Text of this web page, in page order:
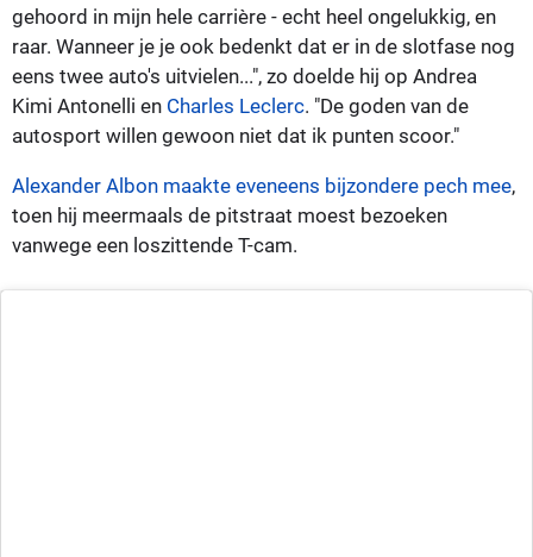
gehoord in mijn hele carrière - echt heel ongelukkig, en
raar. Wanneer je je ook bedenkt dat er in de slotfase nog
eens twee auto's uitvielen...", zo doelde hij op Andrea
Kimi Antonelli en Charles Leclerc. "De goden van de
autosport willen gewoon niet dat ik punten scoor."
Alexander Albon maakte eveneens bijzondere pech mee,
toen hij meermaals de pitstraat moest bezoeken
vanwege een loszittende T-cam.